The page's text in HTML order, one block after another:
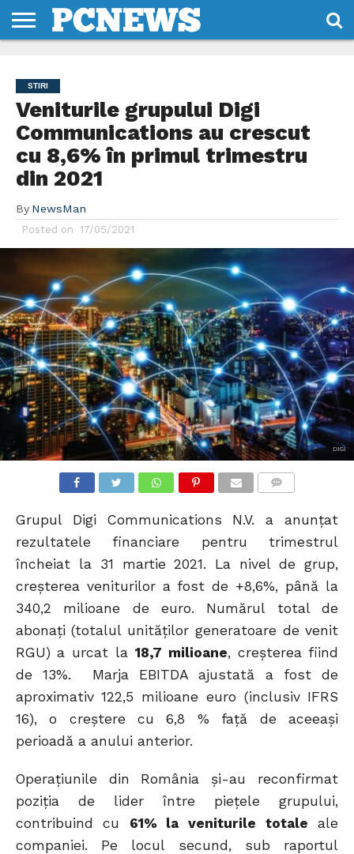
NOI
SI
CONDITII
STIRI
Veniturile grupului Digi
Communications au crescut
cu 8,6% în primul trimestru
din 2021
By NewsMan
Posted on 17/05/2021
DIGI
Grupul Digi Communications N.V. a anunțat
rezultatele financiare pentru trimestrul
încheiat la 31 martie 2021. La nivel de grup,
creșterea veniturilor a fost de +8,6%, până la
340,2 milioane de euro. Numărul total de
abonați (totalul unităților generatoare de venit
RGU) a urcat la 18,7 milioane, creșterea fiind
de 13%. Marja EBITDA ajustată a fost de
aproximativ 122,5 milioane euro (inclusiv IFRS
16), o creștere cu 6,8 % față de aceeași
perioadă a anului anterior.
Operațiunile din România și-au reconfirmat
poziția de lider între piețele grupului,
contribuind cu 61% la veniturile totale ale
companiei. Pe locul secund, sub raportul